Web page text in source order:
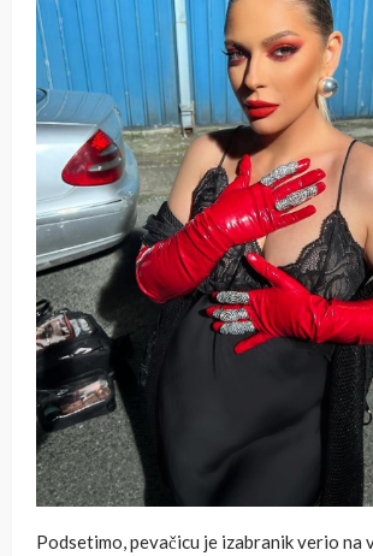
Podsetimo, pevačicu je izabranik verio na